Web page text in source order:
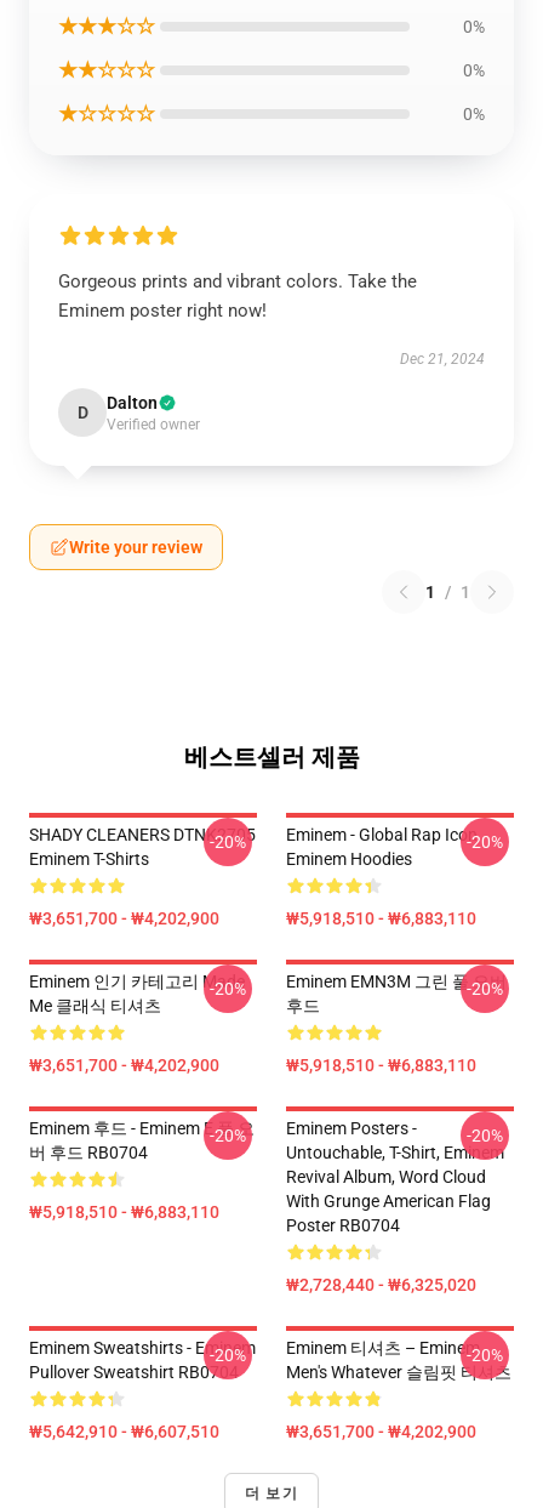
★★★☆☆ 0%
★★☆☆☆ 0%
★☆☆☆☆ 0%
Gorgeous prints and vibrant colors. Take the
Eminem poster right now!
Dec 21, 2024
D Dalton
Verified owner
Write your review
1 / 1
베스트셀러 제품
SHADY CLEANERS DTNK2705
Eminem T-Shirts
₩3,651,700 - ₩4,202,900
-20%
Eminem - Global Rap Icon
Eminem Hoodies
₩5,918,510 - ₩6,883,110
-20%
Eminem 인기 카테고리 Made
Me 클래식 티셔츠
₩3,651,700 - ₩4,202,900
-20%
Eminem EMN3M 그린 풀 오버
후드
₩5,918,510 - ₩6,883,110
-20%
Eminem 후드 - Eminem E 풀 오
버 후드 RB0704
₩5,918,510 - ₩6,883,110
-20%
Eminem Posters -
Untouchable, T-Shirt, Eminem
Revival Album, Word Cloud
With Grunge American Flag
Poster RB0704
₩2,728,440 - ₩6,325,020
-20%
Eminem Sweatshirts - Eminem
Pullover Sweatshirt RB0704
₩5,642,910 - ₩6,607,510
-20%
Eminem 티셔츠 – Eminem
Men's Whatever 슬림핏 티셔츠
₩3,651,700 - ₩4,202,900
-20%
더 보기